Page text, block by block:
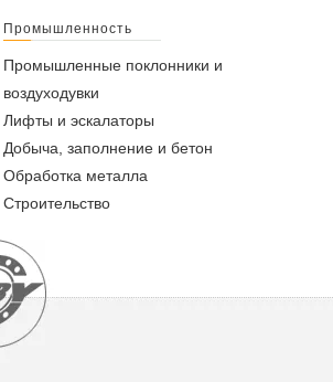
Промышленность
Промышленные поклонники и
воздуходувки
Лифты и эскалаторы
Добыча, заполнение и бетон
Обработка металла
Строительство